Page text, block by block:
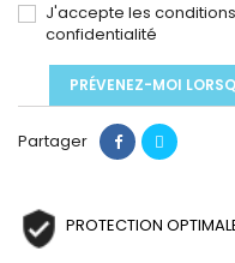
J'accepte les
confidentialité
PRÉVENEZ-MOI
Partager
PROTECTION